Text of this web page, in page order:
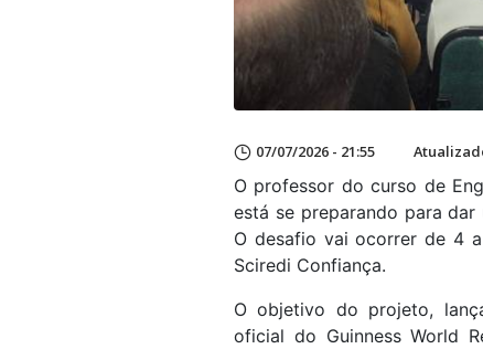
07/07/2026 - 21:55
O professor do curso de
está se preparando para
O desafio vai ocorrer de 4
Sciredi Confiança.
O objetivo do projeto,
oficial do Guinness World